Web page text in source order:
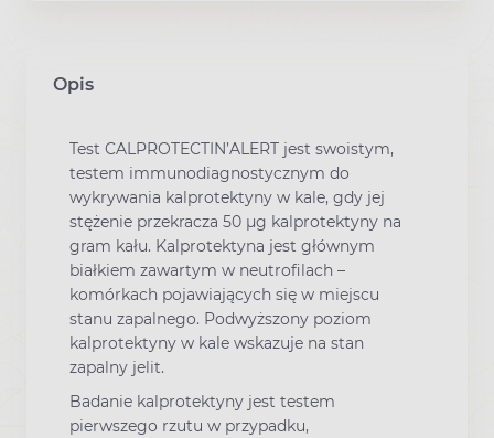
Opis
Test CALPROTECTIN’ALERT jest swoistym,
testem immunodiagnostycznym do
wykrywania kalprotektyny w kale, gdy jej
stężenie przekracza 50 μg kalprotektyny na
gram kału. Kalprotektyna jest głównym
białkiem zawartym w neutrofilach –
komórkach pojawiających się w miejscu
stanu zapalnego. Podwyższony poziom
kalprotektyny w kale wskazuje na stan
zapalny jelit.
Badanie kalprotektyny jest testem
pierwszego rzutu w przypadku,